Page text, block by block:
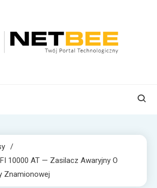
10000 AT — Zasilacz Awaryjny O
Znamionowej